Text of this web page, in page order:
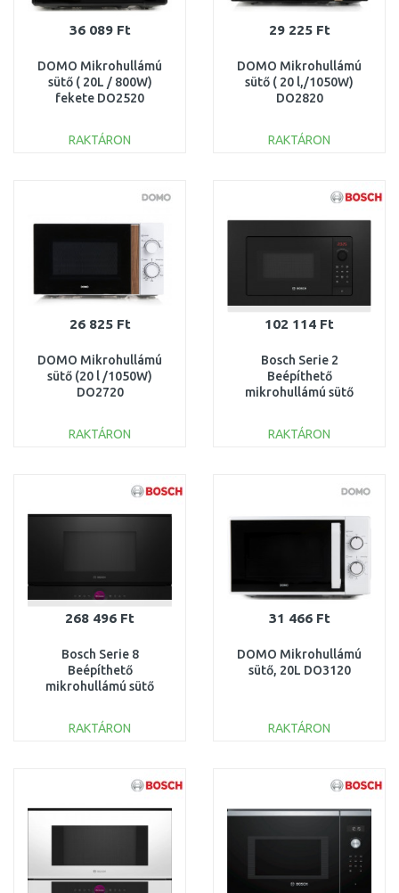
36 089 Ft
DOMO Mikrohullámú
sütő ( 20L / 800W)
fekete DO2520
RAKTÁRON
Összehasonlítás
29 225 Ft
DOMO Mikrohullámú
sütő ( 20 l,/1050W)
DO2820
RAKTÁRON
Összehasonlítás
26 825 Ft
DOMO Mikrohullámú
sütő (20 l /1050W)
DO2720
RAKTÁRON
Összehasonlítás
102 114 Ft
Bosch Serie 2
Beépíthető
mikrohullámú sütő
RAKTÁRON
Összehasonlítás
268 496 Ft
Bosch Serie 8
Beépíthető
mikrohullámú sütő
RAKTÁRON
Összehasonlítás
31 466 Ft
DOMO Mikrohullámú
sütő, 20L DO3120
RAKTÁRON
Összehasonlítás